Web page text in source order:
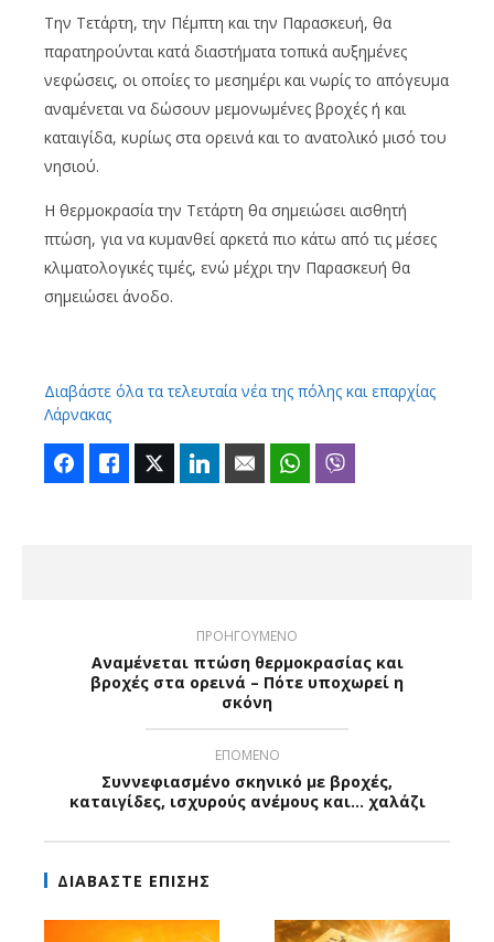
Την Τετάρτη, την Πέμπτη και την Παρασκευή, θα
παρατηρούνται κατά διαστήματα τοπικά αυξημένες
νεφώσεις, οι οποίες το μεσημέρι και νωρίς το απόγευμα
αναμένεται να δώσουν μεμονωμένες βροχές ή και
καταιγίδα, κυρίως στα ορεινά και το ανατολικό μισό του
νησιού.
Η θερμοκρασία την Τετάρτη θα σημειώσει αισθητή
πτώση, για να κυμανθεί αρκετά πιο κάτω από τις μέσες
κλιματολογικές τιμές, ενώ μέχρι την Παρασκευή θα
σημειώσει άνοδο.
Διαβάστε όλα τα τελευταία νέα της πόλης και επαρχίας
Λάρνακας
FacebookLike Twitter LinkedIn Email WhatsApp
ΠΡΟΗΓΟΥΜΕΝΟ
Αναμένεται πτώση θερμοκρασίας και
βροχές στα ορεινά – Πότε υποχωρεί η
σκόνη
ΕΠΟΜΕΝΟ
Συννεφιασμένο σκηνικό με βροχές,
καταιγίδες, ισχυρούς ανέμους και… χαλάζι
ΔΙΑΒΑΣΤΕ ΕΠΙΣΗΣ